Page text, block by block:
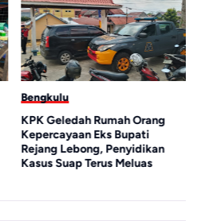
Bengkulu
KPK Geledah Rumah Orang
Kepercayaan Eks Bupati
Rejang Lebong, Penyidikan
Kasus Suap Terus Meluas